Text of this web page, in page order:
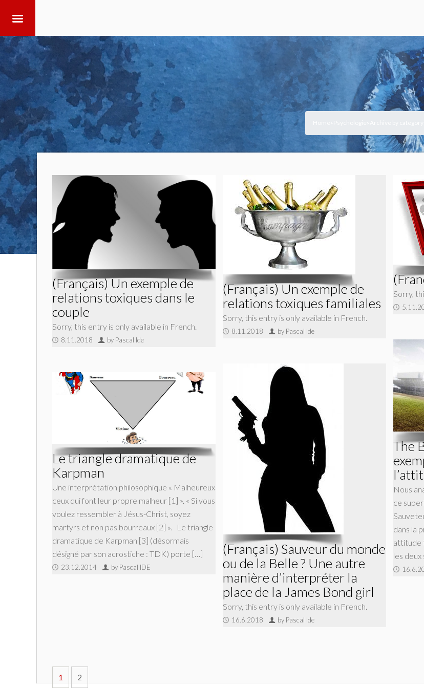
(Français) Un exemple de
relations toxiques dans le
couple
Sorry, this entry is only available in French.
8.11.2018 by Pascal Ide
(Français) Un exemple de
relations toxiques familiales
Sorry, this entry is only available in French.
8.11.2018 by Pascal Ide
Sorry,
The
Nous
ce
dans la
attitude
les
(Français) Sauveur du monde
ou de la Belle ? Une autre
manière d’interpréter la
place de la James Bond girl
Sorry, this entry is only available in French.
16.6.2018 by Pascal Ide
Le triangle dramatique de
Karpman
Une interprétation philosophique « Malheureux
ceux qui font leur propre malheur [1] ». « Si vous
voulez ressembler à Jésus-Christ, soyez
martyrs et non pas bourreaux [2] ». Le triangle
dramatique de Karpman [3] (désormais
désigné par son acrostiche : TDK) porte […]
23.12.2014 by Pascal IDE
1 2